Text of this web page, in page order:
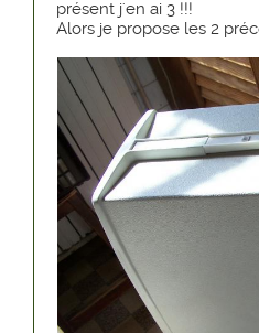
présent j'en ai 3 !!!
Alors je propose les 2